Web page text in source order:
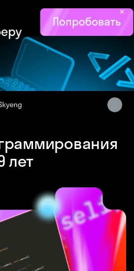
×
лет